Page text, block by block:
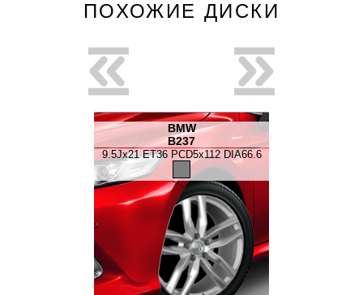
ПОХОЖИЕ ДИСКИ
BMW
B237
9.5Jx21 ET36 PCD5x112 DIA66.6